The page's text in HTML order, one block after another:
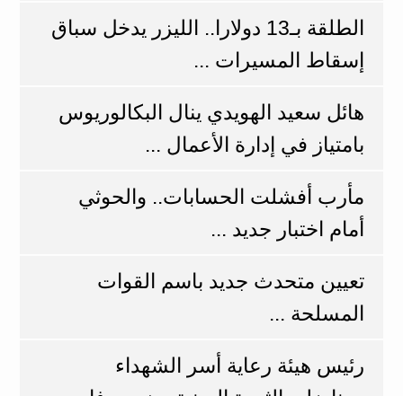
الطلقة بـ13 دولارا.. الليزر يدخل سباق
إسقاط المسيرات ...
هائل سعيد الهويدي ينال البكالوريوس
بامتياز في إدارة الأعمال ...
مأرب أفشلت الحسابات.. والحوثي
أمام اختبار جديد ...
تعيين متحدث جديد باسم القوات
المسلحة ...
رئيس هيئة رعاية أسر الشهداء